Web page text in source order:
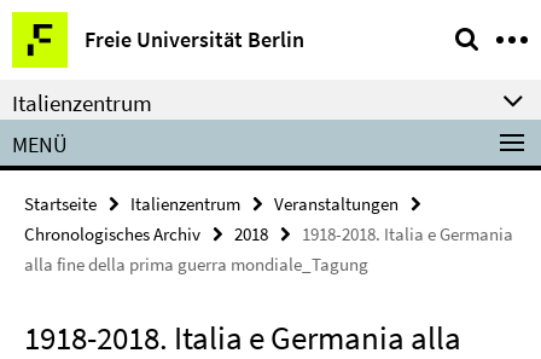
Springe
direkt
zu
Inhalt
Freie Universität Berlin
Service-
Navigation
Italienzentrum
MENÜ
Startseite Italienzentrum
Veranstaltungen
Chronologisches Archiv
2018
1918-2018. Italia e Germania
alla fine della prima guerra mondiale_Tagung
1918-2018. Italia e Germania alla